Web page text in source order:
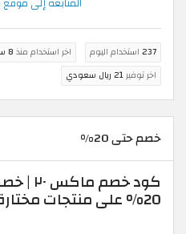
237 استخدام اليوم اخر استخدام منذ 8 ساعة
اخر توفير21 ريال سعودي
خصم حتى 20%
كود
20% على منتجات مختارة